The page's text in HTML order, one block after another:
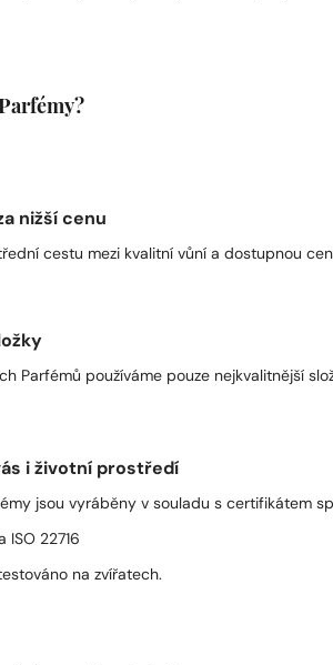
nižší cenu
cestu mezi kvalitní vůní a dostupnou
Parfémů používáme pouze nejkvalitnější
i životní prostředí
jsou vyráběny v souladu s certifikátem
ISO 22716
na zvířatech.